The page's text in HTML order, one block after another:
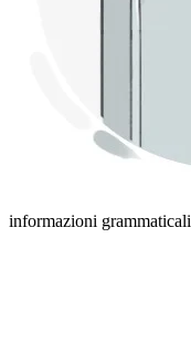
informazioni grammaticali